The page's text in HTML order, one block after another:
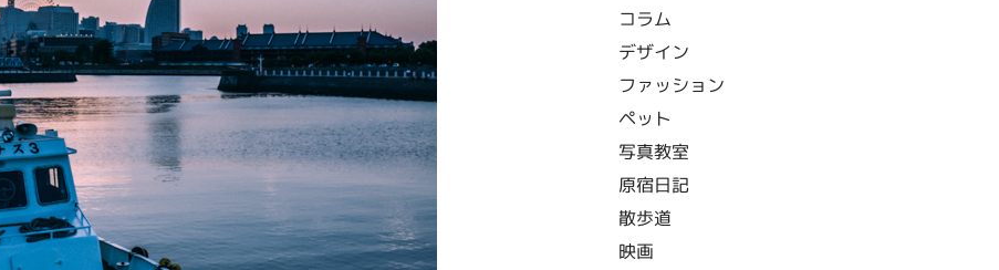
コラム
デザイン
ファッション
ペット
写真教室
原宿日記
散歩道
映画